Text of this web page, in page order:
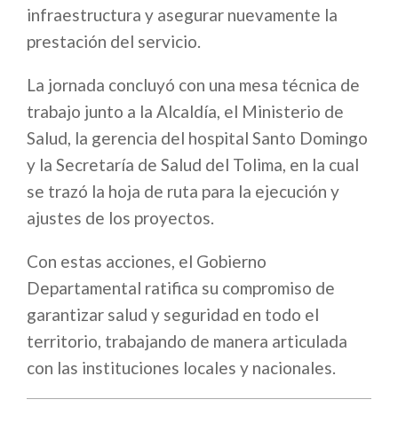
infraestructura y asegurar nuevamente la
prestación del servicio.
La jornada concluyó con una mesa técnica de
trabajo junto a la Alcaldía, el Ministerio de
Salud, la gerencia del hospital Santo Domingo
y la Secretaría de Salud del Tolima, en la cual
se trazó la hoja de ruta para la ejecución y
ajustes de los proyectos.
Con estas acciones, el Gobierno
Departamental ratifica su compromiso de
garantizar salud y seguridad en todo el
territorio, trabajando de manera articulada
con las instituciones locales y nacionales.